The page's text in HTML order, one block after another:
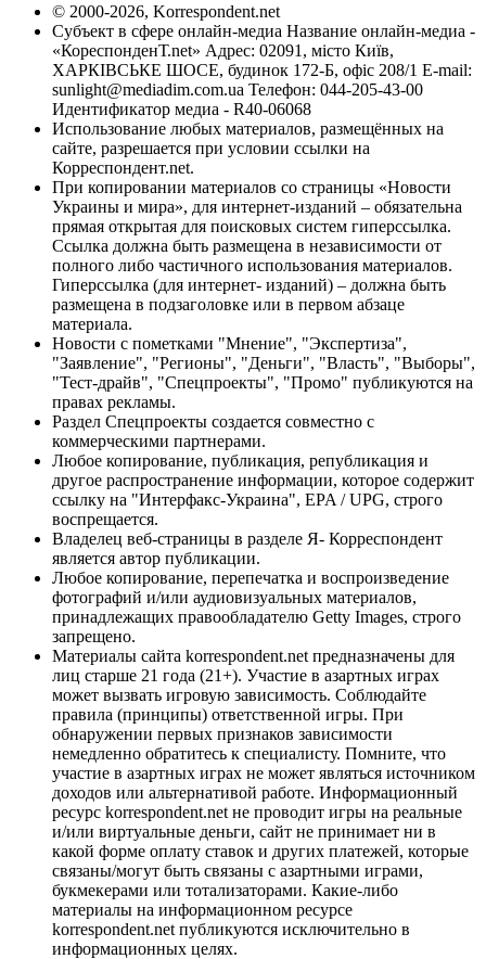
© 2000-2026, Korrespondent.net
Субъект в сфере онлайн-медиа Название онлайн-медиа -
«КореспонденТ.net» Адрес: 02091, місто Київ,
ХАРКІВСЬКЕ ШОСЕ, будинок 172-Б, офіс 208/1 E-mail:
sunlight@mediadim.com.ua Телефон: 044-205-43-00
Идентификатор медиа - R40-06068
Использование любых материалов, размещённых на
сайте, разрешается при условии ссылки на
Корреспондент.net.
При копировании материалов со страницы «Новости
Украины и мира», для интернет-изданий – обязательна
прямая открытая для поисковых систем гиперссылка.
Ссылка должна быть размещена в независимости от
полного либо частичного использования материалов.
Гиперссылка (для интернет- изданий) – должна быть
размещена в подзаголовке или в первом абзаце
материала.
Новости с пометками "Мнение", "Экспертиза",
"Заявление", "Регионы", "Деньги", "Власть", "Выборы",
"Тест-драйв", "Спецпроекты", "Промо" публикуются на
правах рекламы.
Раздел Спецпроекты создается совместно с
коммерческими партнерами.
Любое копирование, публикация, републикация и
другое распространение информации, которое содержит
ссылку на "Интерфакс-Украина", EPA / UPG, строго
воспрещается.
Владелец веб-страницы в разделе Я- Корреспондент
является автор публикации.
Любое копирование, перепечатка и воспроизведение
фотографий и/или аудиовизуальных материалов,
принадлежащих правообладателю Getty Images, строго
запрещено.
Материалы сайта korrespondent.net предназначены для
лиц старше 21 года (21+). Участие в азартных играх
может вызвать игровую зависимость. Соблюдайте
правила (принципы) ответственной игры. При
обнаружении первых признаков зависимости
немедленно обратитесь к специалисту. Помните, что
участие в азартных играх не может являться источником
доходов или альтернативой работе. Информационный
ресурс korrespondent.net не проводит игры на реальные
и/или виртуальные деньги, сайт не принимает ни в
какой форме оплату ставок и других платежей, которые
связаны/могут быть связаны с азартными играми,
букмекерами или тотализаторами. Какие-либо
материалы на информационном ресурсе
korrespondent.net публикуются исключительно в
информационных целях.